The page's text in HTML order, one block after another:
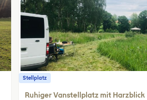
Stellplatz
Ruhiger Vanstellplatz mit Harzblick